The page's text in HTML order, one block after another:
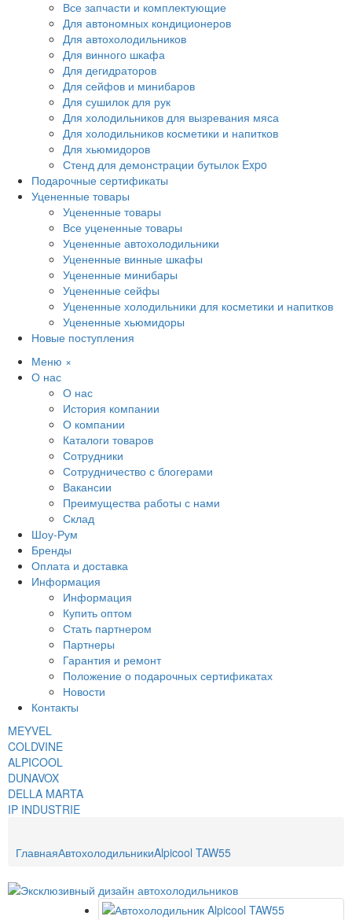
Все запчасти и комплектующие
Для автономных кондиционеров
Для автохолодильников
Для винного шкафа
Для дегидраторов
Для сейфов и минибаров
Для сушилок для рук
Для холодильников для вызревания мяса
Для холодильников косметики и напитков
Для хьюмидоров
Стенд для демонстрации бутылок Expo
Подарочные сертификаты
Уцененные товары
Уцененные товары
Все уцененные товары
Уцененные автохолодильники
Уцененные винные шкафы
Уцененные минибары
Уцененные сейфы
Уцененные холодильники для косметики и напитков
Уцененные хьюмидоры
Новые поступления
Меню ×
О нас
О нас
История компании
О компании
Каталоги товаров
Сотрудники
Сотрудничество с блогерами
Вакансии
Преимущества работы с нами
Склад
Шоу-Рум
Бренды
Оплата и доставка
Информация
Информация
Купить оптом
Стать партнером
Партнеры
Гарантия и ремонт
Положение о подарочных сертификатах
Новости
Контакты
MEYVEL
COLDVINE
ALPICOOL
DUNAVOX
DELLA MARTA
IP INDUSTRIE
ГлавнаяАвтохолодильникиAlpicool TAW55